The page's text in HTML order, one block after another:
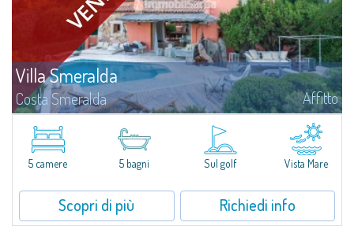
Villa Smeralda
Costa Smeralda Affitto
Villa Smeralda, a firma del celebre Architetto Jean Claude Lesuisse, si
affaccia in posizione dominante sulla baia del Pevero, con una vista
panoramica sul mare e sulle colline di Pantogia. La proprietà fa parte di
un...5 camere 5 bagni Sul golf Vista Mare
Scopri di più Richiedi info